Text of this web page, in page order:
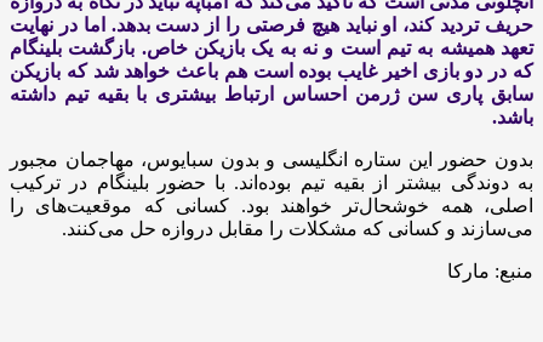
حریف تردید کند، او نباید هیچ فرصتی را از دست بدهد. اما در نهایت
تعهد همیشه به تیم است و نه به یک بازیکن خاص. بازگشت بلینگام
که در دو بازی اخیر غایب بوده است هم باعث خواهد شد که بازیکن
سابق پاری سن ژرمن احساس ارتباط بیشتری با بقیه تیم داشته
باشد.
بدون حضور این ستاره انگلیسی و بدون سبایوس، مهاجمان مجبور
به دوندگی بیشتر از بقیه تیم بوده‌اند. با حضور بلینگام در ترکیب
اصلی، همه خوشحال‌تر خواهند بود. کسانی که موقعیت‌های را
می‌سازند و کسانی که مشکلات را مقابل دروازه حل می‌کنند.
منبع: مارکا